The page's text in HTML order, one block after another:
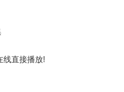
线直接播放!